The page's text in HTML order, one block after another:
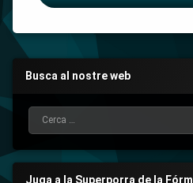
Busca al nostre web
Cerca:
Juga a la Superporra de la